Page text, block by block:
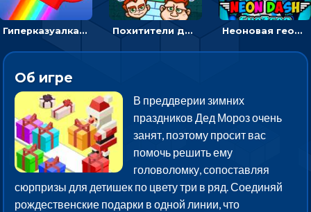
Гиперказуалка Летающая чашка кофе: двигаться и собирать кубики сахара Похитители денег: управляйте друзьями и соберите все мешки с долларами Неоновая геометрия: прыгай через препятствия и собирай шары
Об игре
В преддверии зимних
праздников Дед Мороз очень
занят, поэтому просит вас
помочь решить ему
головоломку, сопоставляя
сюрпризы для детишек по цвету три в ряд. Соединяй
рождественские подарки в одной линии, что